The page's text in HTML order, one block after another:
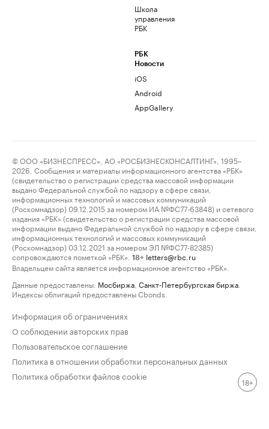
Школа
управления
РБК
РБК
Новости
iOS
Android
AppGallery
© ООО «БИЗНЕСПРЕСС», АО «РОСБИЗНЕСКОНСАЛТИНГ», 1995–
2026. Сообщения и материалы информационного агентства «РБК»
(свидетельство о регистрации средства массовой информации
выдано Федеральной службой по надзору в сфере связи,
информационных технологий и массовых коммуникаций
(Роскомнадзор) 09.12.2015 за номером ИА №ФС77-63848) и сетевого
издания «РБК» (свидетельство о регистрации средства массовой
информации выдано Федеральной службой по надзору в сфере связи,
информационных технологий и массовых коммуникаций
(Роскомнадзор) 03.12.2021 за номером ЭЛ №ФС77-82385)
сопровождаются пометкой «РБК».
18+ letters@rbc.ru
Владельцем сайта является информационное агентство «РБК».
Данные предоставлены: Мосбиржа Санкт-Петербургская биржа
Индексы облигаций предоставлены Cbonds.
Информация об ограничениях
О соблюдении авторских прав
Пользовательское соглашение
Политика в отношении обработки персональных данных
Политика обработки файлов cookie
18+